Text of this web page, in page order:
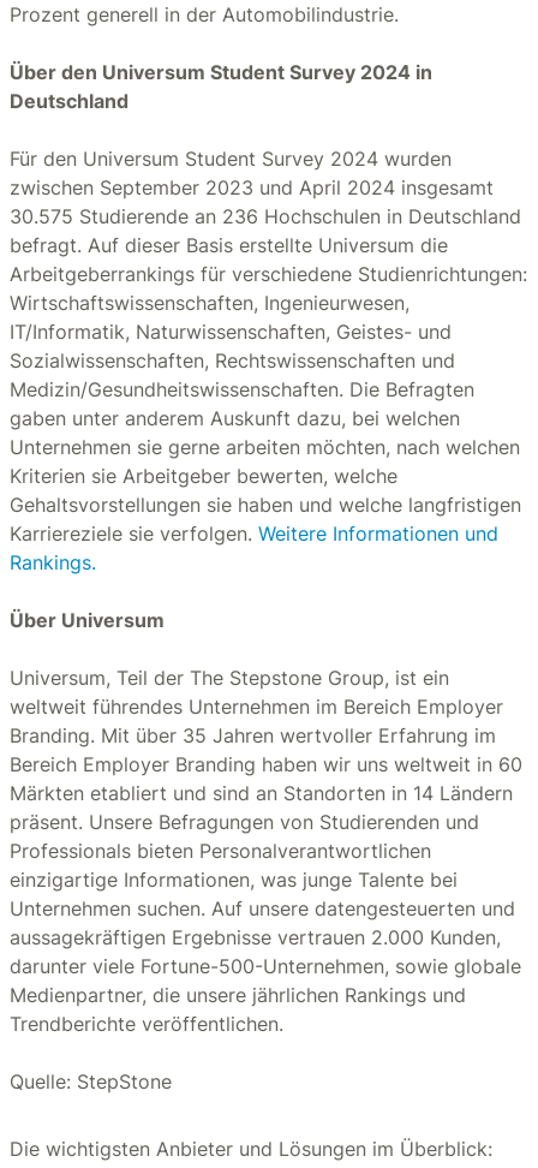
Prozent generell in der Automobilindustrie.
Über den Universum Student Survey 2024 in
Deutschland
Für den Universum Student Survey 2024 wurden
zwischen September 2023 und April 2024 insgesamt
30.575 Studierende an 236 Hochschulen in Deutschland
befragt. Auf dieser Basis erstellte Universum die
Arbeitgeberrankings für verschiedene Studienrichtungen:
Wirtschaftswissenschaften, Ingenieurwesen,
IT/Informatik, Naturwissenschaften, Geistes- und
Sozialwissenschaften, Rechtswissenschaften und
Medizin/Gesundheitswissenschaften. Die Befragten
gaben unter anderem Auskunft dazu, bei welchen
Unternehmen sie gerne arbeiten möchten, nach welchen
Kriterien sie Arbeitgeber bewerten, welche
Gehaltsvorstellungen sie haben und welche langfristigen
Karriereziele sie verfolgen. Weitere Informationen und
Rankings.
Über Universum
Universum, Teil der The Stepstone Group, ist ein
weltweit führendes Unternehmen im Bereich Employer
Branding. Mit über 35 Jahren wertvoller Erfahrung im
Bereich Employer Branding haben wir uns weltweit in 60
Märkten etabliert und sind an Standorten in 14 Ländern
präsent. Unsere Befragungen von Studierenden und
Professionals bieten Personalverantwortlichen
einzigartige Informationen, was junge Talente bei
Unternehmen suchen. Auf unsere datengesteuerten und
aussagekräftigen Ergebnisse vertrauen 2.000 Kunden,
darunter viele Fortune-500-Unternehmen, sowie globale
Medienpartner, die unsere jährlichen Rankings und
Trendberichte veröffentlichen.
Quelle: StepStone
Die wichtigsten Anbieter und Lösungen im Überblick: